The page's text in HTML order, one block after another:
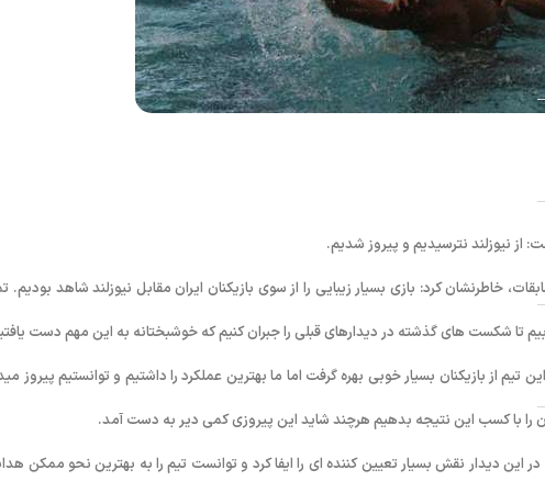
از نیوزلند نترسیدیم و پیروز شدیم.
خاطرنشان کرد: بازی بسیار زیبایی را از سوی بازیکنان ایران مقابل نیوزلند شاهد بودیم.
تا شکست های گذشته در دیدارهای قبلی را جبران کنیم که خوشبختانه به این مهم دست
تیم از بازیکنان بسیار خوبی بهره گرفت اما ما بهترین عملکرد را داشتیم و توانستیم پیروز
را با کسب این نتیجه بدهیم هرچند شاید این پیروزی کمی دیر به دست آمد.
در این دیدار نقش بسیار تعیین کننده ای را ایفا کرد و توانست تیم را به بهترین نحو ممکن